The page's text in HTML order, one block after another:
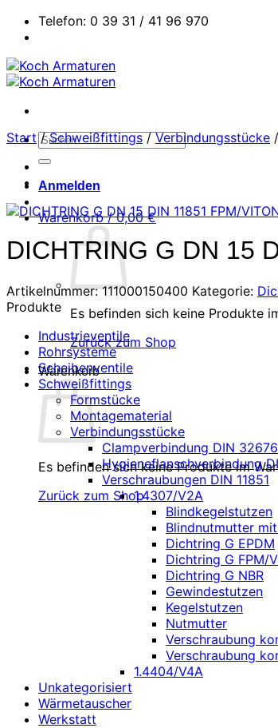
Zum
Inhalt
Telefon: 0 39 31 / 41 96 970
Suchen
Anmelden
Warenkorb /0,00€
Es befinden sich keine Produkte
Zurück zum Shop
Warenkorb
Es befinden sich keine Produkte im
Zurück zum Shop
Start / Schweißfittings / Verbindungsstücke /
DICHTRING G DN 15
Artikelnummer:111000150400 Kategorie:
Produkte
Industrieventile
Rohrsysteme
Scheibenventile
Schweißfittings
Formstücke
Montagematerial
Verbindungsstücke
Clampverbindung DIN 32676
Hygieneflanschverbindung
Verschraubungen DIN 11851
1.4307/V2A
Blindkegelstutzen
Blindnutmutter
Dichtring G EPDM
Dichtring G FPM/
Dichtring G NBR
Gewindestutzen
Kegelstutzen
Nutmutter
Verschraubung
Verschraubung
1.4404/V4A
Unkategorisiert
Wärmetauscher
Werkstatt